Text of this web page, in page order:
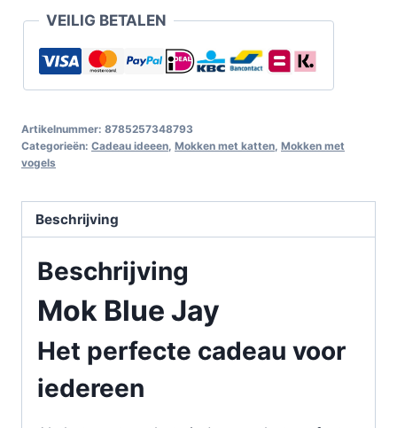
VEILIG BETALEN
Artikelnummer: 8785257348793
Categorieën: Cadeau ideeen Mokken met katten Mokken met
vogels
Beschrijving
Beschrijving
Mok Blue Jay
Het perfecte cadeau voor
iedereen